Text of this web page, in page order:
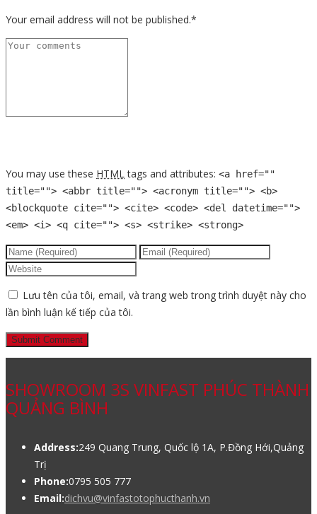
Your email address will not be published.*
You may use these HTML tags and attributes: <a href=""
title=""> <abbr title=""> <acronym title=""> <b>
<blockquote cite=""> <cite> <code> <del datetime="">
<em> <i> <q cite=""> <s> <strike> <strong>
Lưu tên của tôi, email, và trang web trong trình duyệt này cho
lần bình luận kế tiếp của tôi.
SHOWROOM 3S VINFAST PHÚC THÀNH
QUẢNG BÌNH
Address:249 Quang Trung, Quốc lộ 1A, P.Đồng Hới,Quảng
Trị
Phone:0795 505 777
Email:dichvu@vinfastotophucthanh.vn